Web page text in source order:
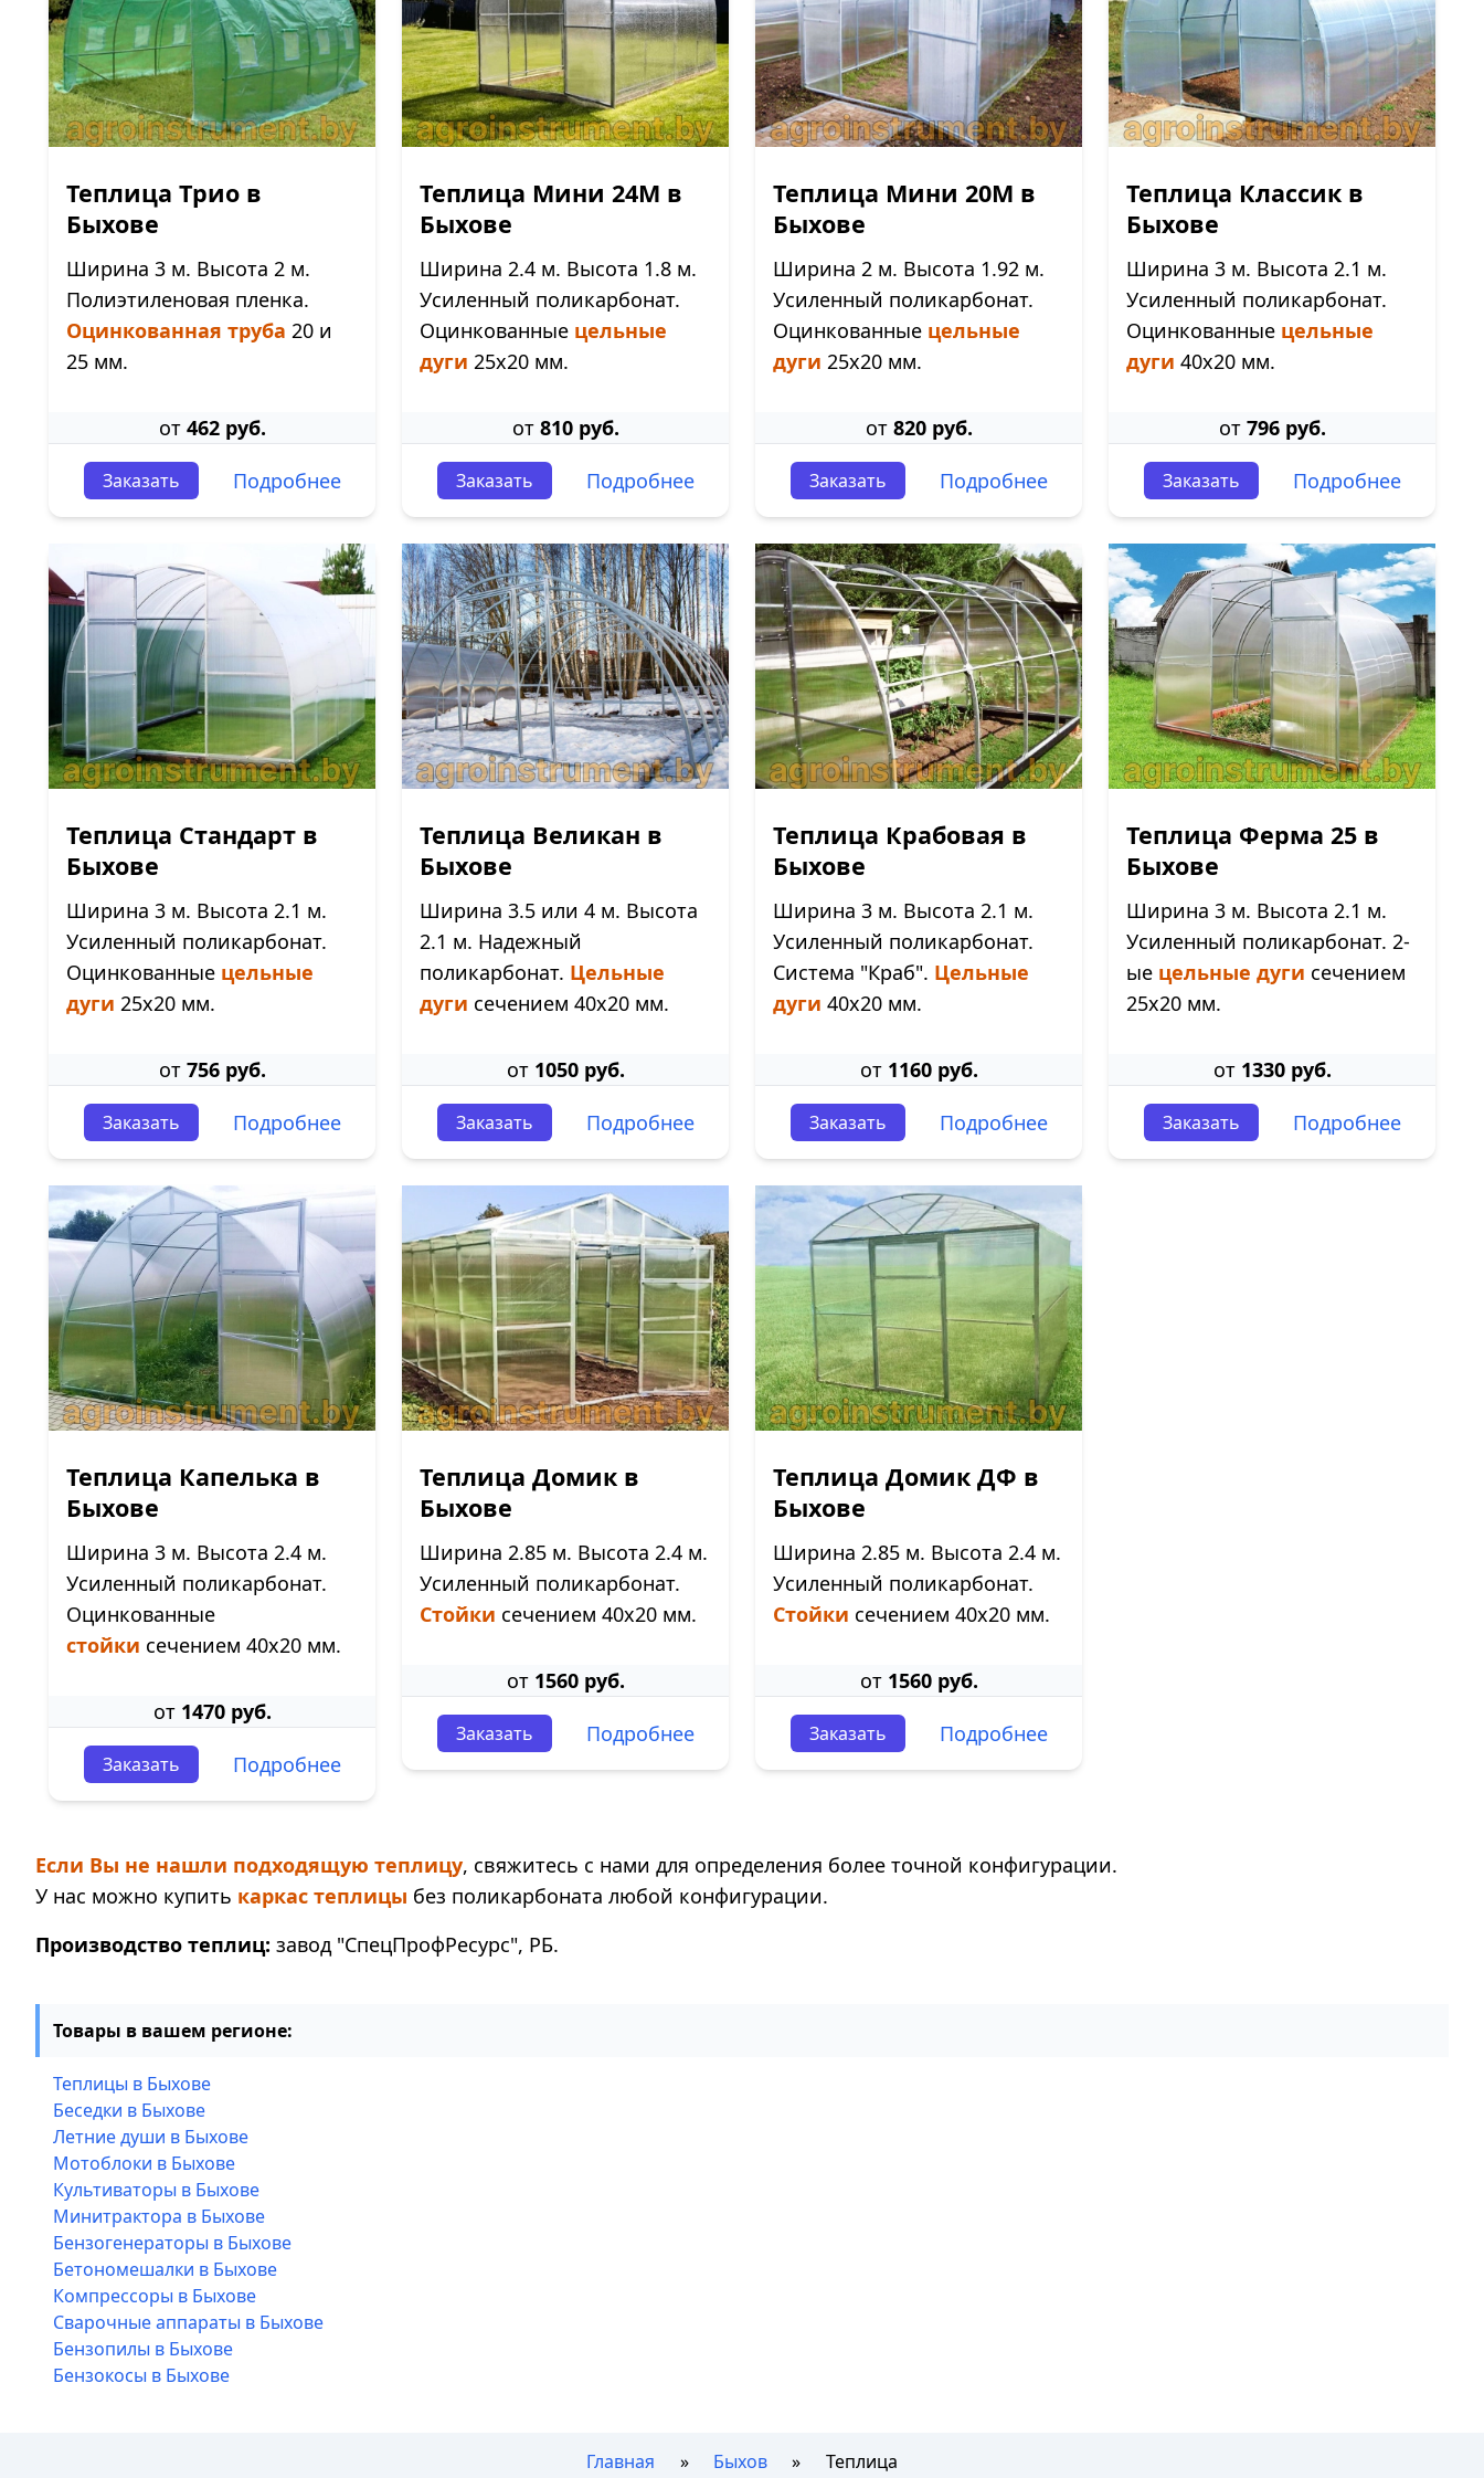
Теплица Трио в
Быхове
Ширина 3 м. Высота 2 м.
Полиэтиленовая пленка.
Оцинкованная труба 20 и
25 мм.
от 462 руб.
Заказать Подробнее
Теплица Мини 24М в
Быхове
Ширина 2.4 м. Высота 1.8 м.
Усиленный поликарбонат.
Оцинкованные цельные
дуги 25х20 мм.
от 810 руб.
Заказать Подробнее
Теплица Мини 20М в
Быхове
Ширина 2 м. Высота 1.92 м.
Усиленный поликарбонат.
Оцинкованные цельные
дуги 25х20 мм.
от 820 руб.
Заказать Подробнее
Теплица Классик в
Быхове
Ширина 3 м. Высота 2.1 м.
Усиленный поликарбонат.
Оцинкованные цельные
дуги 40х20 мм.
от 796 руб.
Заказать Подробнее
Теплица Стандарт в
Быхове
Ширина 3 м. Высота 2.1 м.
Усиленный поликарбонат.
Оцинкованные цельные
дуги 25х20 мм.
от 756 руб.
Заказать Подробнее
Теплица Великан в
Быхове
Ширина 3.5 или 4 м. Высота
2.1 м. Надежный
поликарбонат. Цельные
дуги сечением 40х20 мм.
от 1050 руб.
Заказать Подробнее
Теплица Крабовая в
Быхове
Ширина 3 м. Высота 2.1 м.
Усиленный поликарбонат.
Система "Краб". Цельные
дуги 40х20 мм.
от 1160 руб.
Заказать Подробнее
Теплица Ферма 25 в
Быхове
Ширина 3 м. Высота 2.1 м.
Усиленный поликарбонат. 2-
ые цельные дуги сечением
25х20 мм.
от 1330 руб.
Заказать Подробнее
Теплица Капелька в
Быхове
Ширина 3 м. Высота 2.4 м.
Усиленный поликарбонат.
Оцинкованные
стойки сечением 40х20 мм.
от 1470 руб.
Заказать Подробнее
Теплица Домик в
Быхове
Ширина 2.85 м. Высота 2.4 м.
Усиленный поликарбонат.
Стойки сечением 40х20 мм.
от 1560 руб.
Заказать Подробнее
Теплица Домик ДФ в
Быхове
Ширина 2.85 м. Высота 2.4 м.
Усиленный поликарбонат.
Стойки сечением 40х20 мм.
от 1560 руб.
Заказать Подробнее
Если Вы не нашли подходящую теплицу, свяжитесь с нами для определения более точной конфигурации.
У нас можно купить каркас теплицы без поликарбоната любой конфигурации.
Производство теплиц: завод "СпецПрофРесурс", РБ.
Товары в вашем регионе:
Теплицы в Быхове
Беседки в Быхове
Летние души в Быхове
Мотоблоки в Быхове
Культиваторы в Быхове
Минитрактора в Быхове
Бензогенераторы в Быхове
Бетономешалки в Быхове
Компрессоры в Быхове
Сварочные аппараты в Быхове
Бензопилы в Быхове
Бензокосы в Быхове
Главная Быхов Теплица